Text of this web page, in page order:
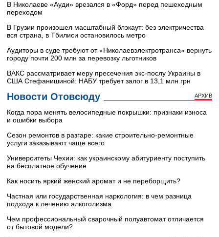
В Николаеве «Ауди» врезался в «Форд» перед пешеходным
переходом
В Грузии произошел масштабный блэкаут: без электричества
вся страна, в Тбилиси остановилось метро
Аудиторы в суде требуют от «Николаевэлектротранса» вернуть
городу почти 200 млн за перевозку льготников
ВАКС рассматривает меру пресечения экс-послу Украины в
США Стефанишиной: НАБУ требует залог в 13,1 млн грн
Новости Отовсюду АРХИВ
Когда пора менять велосипедные покрышки: признаки износа
и ошибки выбора
Сезон ремонтов в разгаре: какие строительно-ремонтные
услуги заказывают чаще всего
Университеты Чехии: как украинскому абитуриенту поступить
на бесплатное обучение
Как носить яркий женский аромат и не переборщить?
Частная или государственная наркология: в чем разница
подхода к лечению алкоголизма
Чем профессиональный сварочный полуавтомат отличается
от бытовой модели?